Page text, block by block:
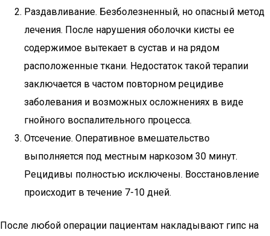
Раздавливание. Безболезненный, но опасный метод
лечения. После нарушения оболочки кисты ее
содержимое вытекает в сустав и на рядом
расположенные ткани. Недостаток такой терапии
заключается в частом повторном рецидиве
заболевания и возможных осложнениях в виде
гнойного воспалительного процесса.
Отсечение. Оперативное вмешательство
выполняется под местным наркозом 30 минут.
Рецидивы полностью исключены. Восстановление
происходит в течение 7-10 дней.
После любой операции пациентам накладывают гипс на